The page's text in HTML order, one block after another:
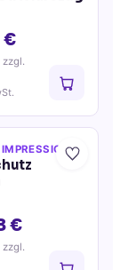
€
zzgl.
IMPRESSION
€
zzgl.